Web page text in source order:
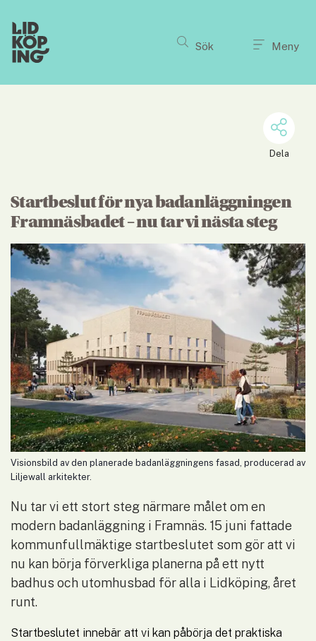
Sök Meny
Dela
Startbeslut för nya badanläggningen
Framnäsbadet – nu tar vi nästa steg
Visionsbild av den planerade badanläggningens fasad, producerad av
Liljewall arkitekter.
Nu tar vi ett stort steg närmare målet om en
modern badanläggning i Framnäs. 15 juni fattade
kommunfullmäktige startbeslutet som gör att vi
nu kan börja förverkliga planerna på ett nytt
badhus och utomhusbad för alla i Lidköping, året
runt.
Startbeslutet innebär att vi kan påbörja det praktiska